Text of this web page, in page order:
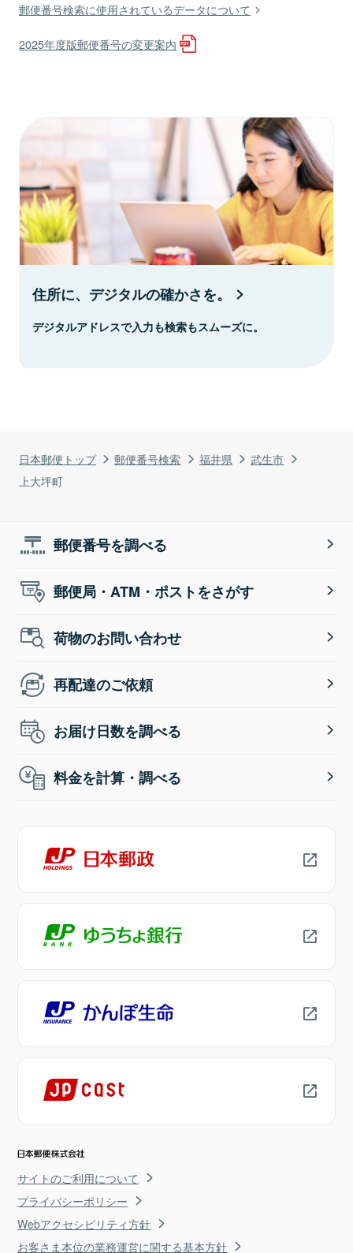
日本郵便トップ 郵便番号検索 福井県
武生市
上大坪町
郵便番号検索に使用されているデータについて
2025年度版郵便番号の変更案内
住所に、デジタルの確かさを。
デジタルアドレスで入力も検索もスムーズに。
郵便番号を調べる
郵便局・ATM・ポストをさがす
荷物のお問い合わせ
再配達のご依頼
お届け日数を調べる
料金を計算・調べる
サイトのご利用について
プライバシーポリシー
Webアクセシビリティ方針
お客さま本位の業務運営に関する基本方針